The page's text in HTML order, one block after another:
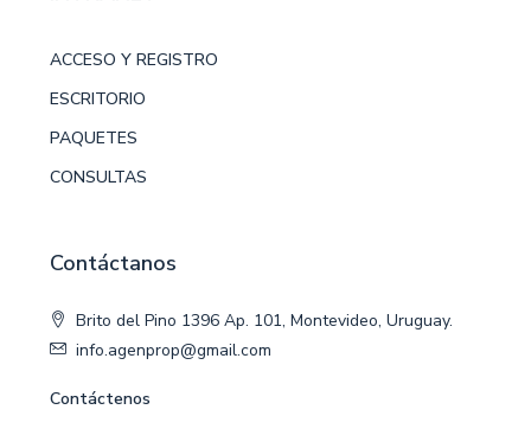
ACCESO Y REGISTRO
ESCRITORIO
PAQUETES
CONSULTAS
Contáctanos
Brito del Pino 1396 Ap. 101, Montevideo, Uruguay.
info.agenprop@gmail.com
Contáctenos